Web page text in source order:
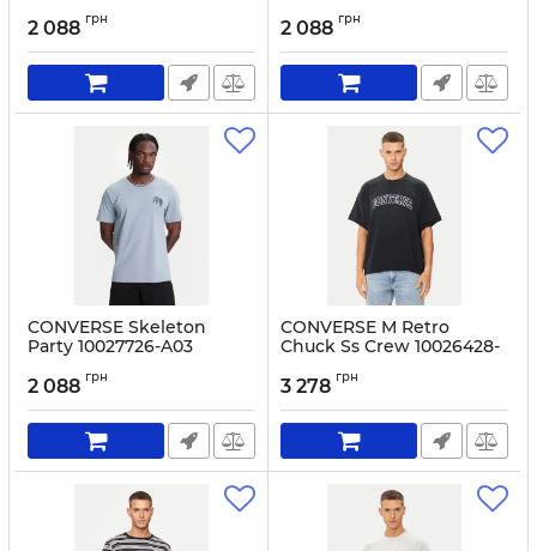
2 088 грн 2 088 грн
CONVERSE Skeleton
Party 10027726-A03
Артикул: 0000305511072-S
2 088 грн
CONVERSE M Retro
Chuck Ss Crew 10026428-
Артикул:
3 278 грн